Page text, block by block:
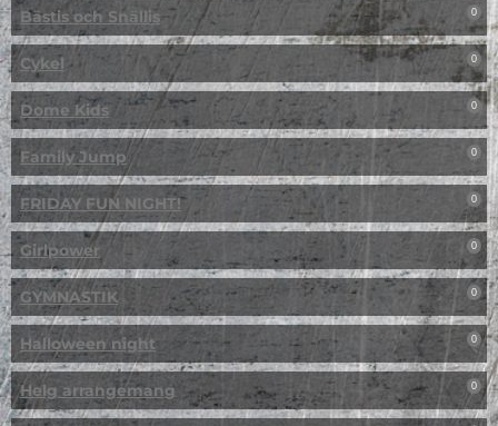
Bästis och Snällis 0
Cykel 0
Dome Kids 0
Family Jump 0
FRIDAY FUN NIGHT! 0
Girlpower 0
GYMNASTIK 0
Halloween night 0
Helg arrangemang 0